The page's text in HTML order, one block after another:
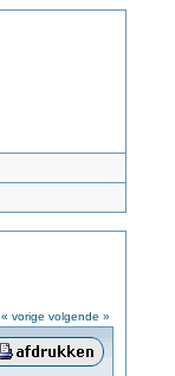
« vorige volgende »